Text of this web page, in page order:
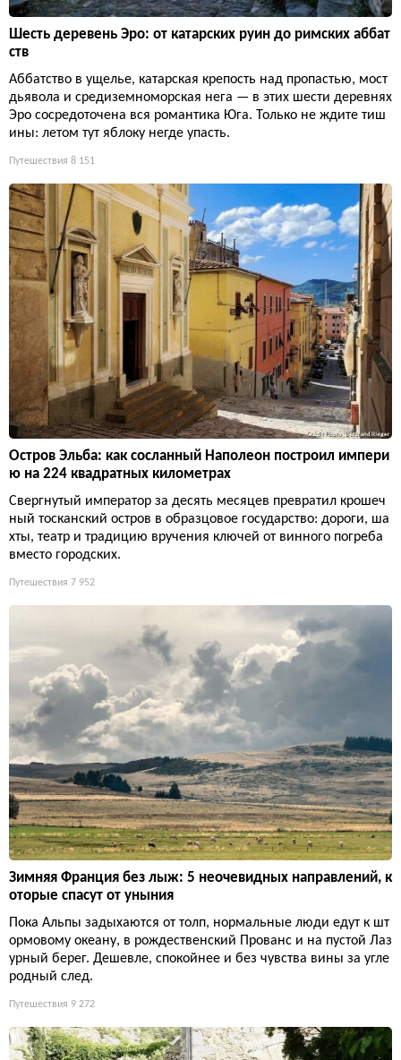
Шесть деревень Эро: от катарских руин до римских аббат
ств
Аббатство в ущелье, катарская крепость над пропастью, мост
дьявола и средиземноморская нега — в этих шести деревнях
Эро сосредоточена вся романтика Юга. Только не ждите тиш
ины: летом тут яблоку негде упасть.
Путешествия 8 151
Остров Эльба: как сосланный Наполеон построил импери
ю на 224 квадратных километрах
Свергнутый император за десять месяцев превратил крошеч
ный тосканский остров в образцовое государство: дороги, ша
хты, театр и традицию вручения ключей от винного погреба
вместо городских.
Путешествия 7 952
Зимняя Франция без лыж: 5 неочевидных направлений, к
оторые спасут от уныния
Пока Альпы задыхаются от толп, нормальные люди едут к шт
ормовому океану, в рождественский Прованс и на пустой Лаз
урный берег. Дешевле, спокойнее и без чувства вины за угле
родный след.
Путешествия 9 272